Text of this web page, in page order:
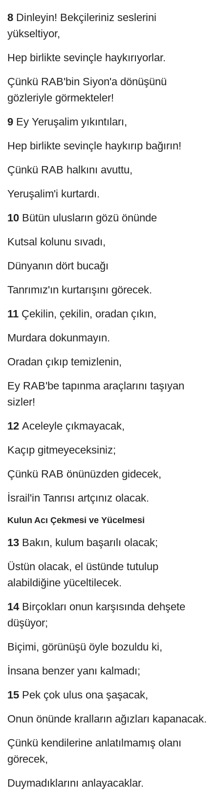
8 Dinleyin! Bekçileriniz seslerini
yükseltiyor,
Hep birlikte sevinçle haykırıyorlar.
Çünkü RAB'bin Siyon'a dönüşünü
gözleriyle görmekteler!
9 Ey Yeruşalim yıkıntıları,
Hep birlikte sevinçle haykırıp bağırın!
Çünkü RAB halkını avuttu,
Yeruşalim'i kurtardı.
10 Bütün ulusların gözü önünde
Kutsal kolunu sıvadı,
Dünyanın dört bucağı
Tanrımız'ın kurtarışını görecek.
11 Çekilin, çekilin, oradan çıkın,
Murdara dokunmayın.
Oradan çıkıp temizlenin,
Ey RAB'be tapınma araçlarını taşıyan
sizler!
12 Aceleyle çıkmayacak,
Kaçıp gitmeyeceksiniz;
Çünkü RAB önünüzden gidecek,
İsrail'in Tanrısı artçınız olacak.
Kulun Acı Çekmesi ve Yücelmesi
13 Bakın, kulum başarılı olacak;
Üstün olacak, el üstünde tutulup
alabildiğine yüceltilecek.
14Birçokları onun karşısında dehşete
düşüyor;
Biçimi, görünüşü öyle bozuldu ki,
İnsana benzer yanı kalmadı;
15 Pek çok ulus ona şaşacak,
Onun önünde kralların ağızları kapanacak.
Çünkü kendilerine anlatılmamış olanı
görecek,
Duymadıklarını anlayacaklar.